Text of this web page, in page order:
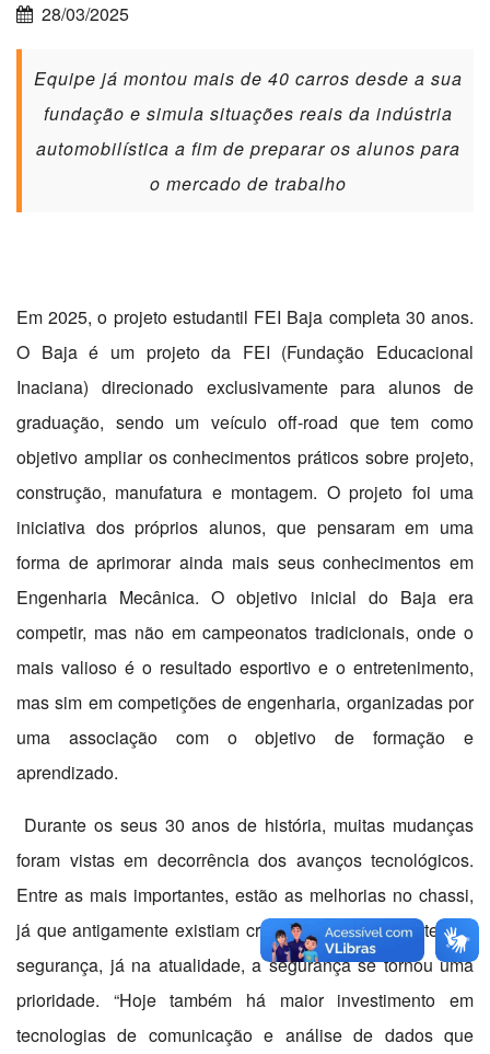
28/03/2025
Equipe já montou mais de 40 carros desde a sua
fundação e simula situações reais da indústria
automobilística a fim de preparar os alunos para
o mercado de trabalho
Em 2025, o projeto estudantil FEI Baja completa 30 anos.
O Baja é um projeto da FEI (Fundação Educacional
Inaciana) direcionado exclusivamente para alunos de
graduação, sendo um veículo off-road que tem como
objetivo ampliar os conhecimentos práticos sobre projeto,
construção, manufatura e montagem. O projeto foi uma
iniciativa dos próprios alunos, que pensaram em uma
forma de aprimorar ainda mais seus conhecimentos em
Engenharia Mecânica. O objetivo inicial do Baja era
competir, mas não em campeonatos tradicionais, onde o
mais valioso é o resultado esportivo e o entretenimento,
mas sim em competições de engenharia, organizadas por
uma associação com o objetivo de formação e
aprendizado.
Durante os seus 30 anos de história, muitas mudanças
foram vistas em decorrência dos avanços tecnológicos.
Entre as mais importantes, estão as melhorias no chassi,
já que antigamente existiam critérios menos exigentes de
segurança, já na atualidade, a segurança se tornou uma
prioridade. “Hoje também há maior investimento em
tecnologias de comunicação e análise de dados que